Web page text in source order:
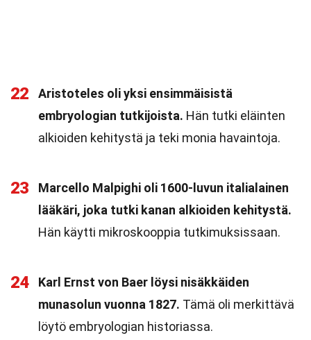
22
Aristoteles oli yksi ensimmäisistä
embryologian tutkijoista. Hän tutki eläinten
alkioiden kehitystä ja teki monia havaintoja.
23
Marcello Malpighi oli 1600-luvun italialainen
lääkäri, joka tutki kanan alkioiden kehitystä.
Hän käytti mikroskooppia tutkimuksissaan.
24
Karl Ernst von Baer löysi nisäkkäiden
munasolun vuonna 1827. Tämä oli merkittävä
löytö embryologian historiassa.